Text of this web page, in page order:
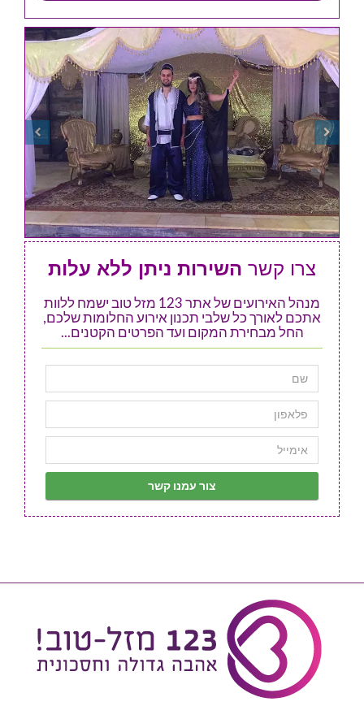
צרו קשר השירות ניתן ללא עלות
מנהל האירועים של אתר 123 מזל טוב ישמח ללוות
אתכם לאורך כל שלבי תכנון אירוע החלומות שלכם,
החל מבחירת המקום ועד הפרטים הקטנים...